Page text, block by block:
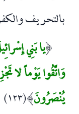
بالتحريف
(يا بَنِي
وَاتَّقُوا يَوْماً
يُنْصَرُونَ)(١٢٣)